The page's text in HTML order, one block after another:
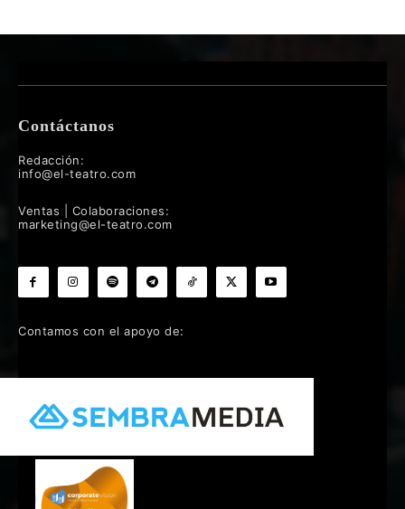
Contáctanos
Redacción:
info@el-teatro.com
Ventas | Colaboraciones:
marketing@el-teatro.com
Contamos con el apoyo de: